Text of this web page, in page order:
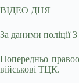
ВІДЕО ДНЯ
За даними поліції
Попередньо
військові ТЦК.